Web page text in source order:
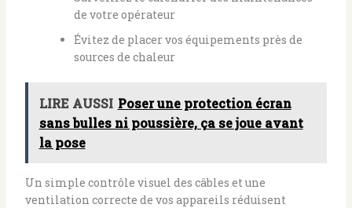
de votre opérateur
Évitez de placer vos équipements près de
sources de chaleur
LIRE AUSSI Poser une protection écran
sans bulles ni poussière, ça se joue avant
la pose
Un simple contrôle visuel des câbles et une
ventilation correcte de vos appareils réduisent